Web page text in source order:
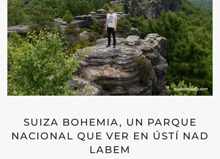
SUIZA BOHEMIA, UN PARQUE
NACIONAL QUE VER EN ÚSTÍ NAD
LABEM